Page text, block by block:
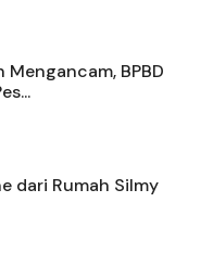
BPBD
dari Rumah Silmy